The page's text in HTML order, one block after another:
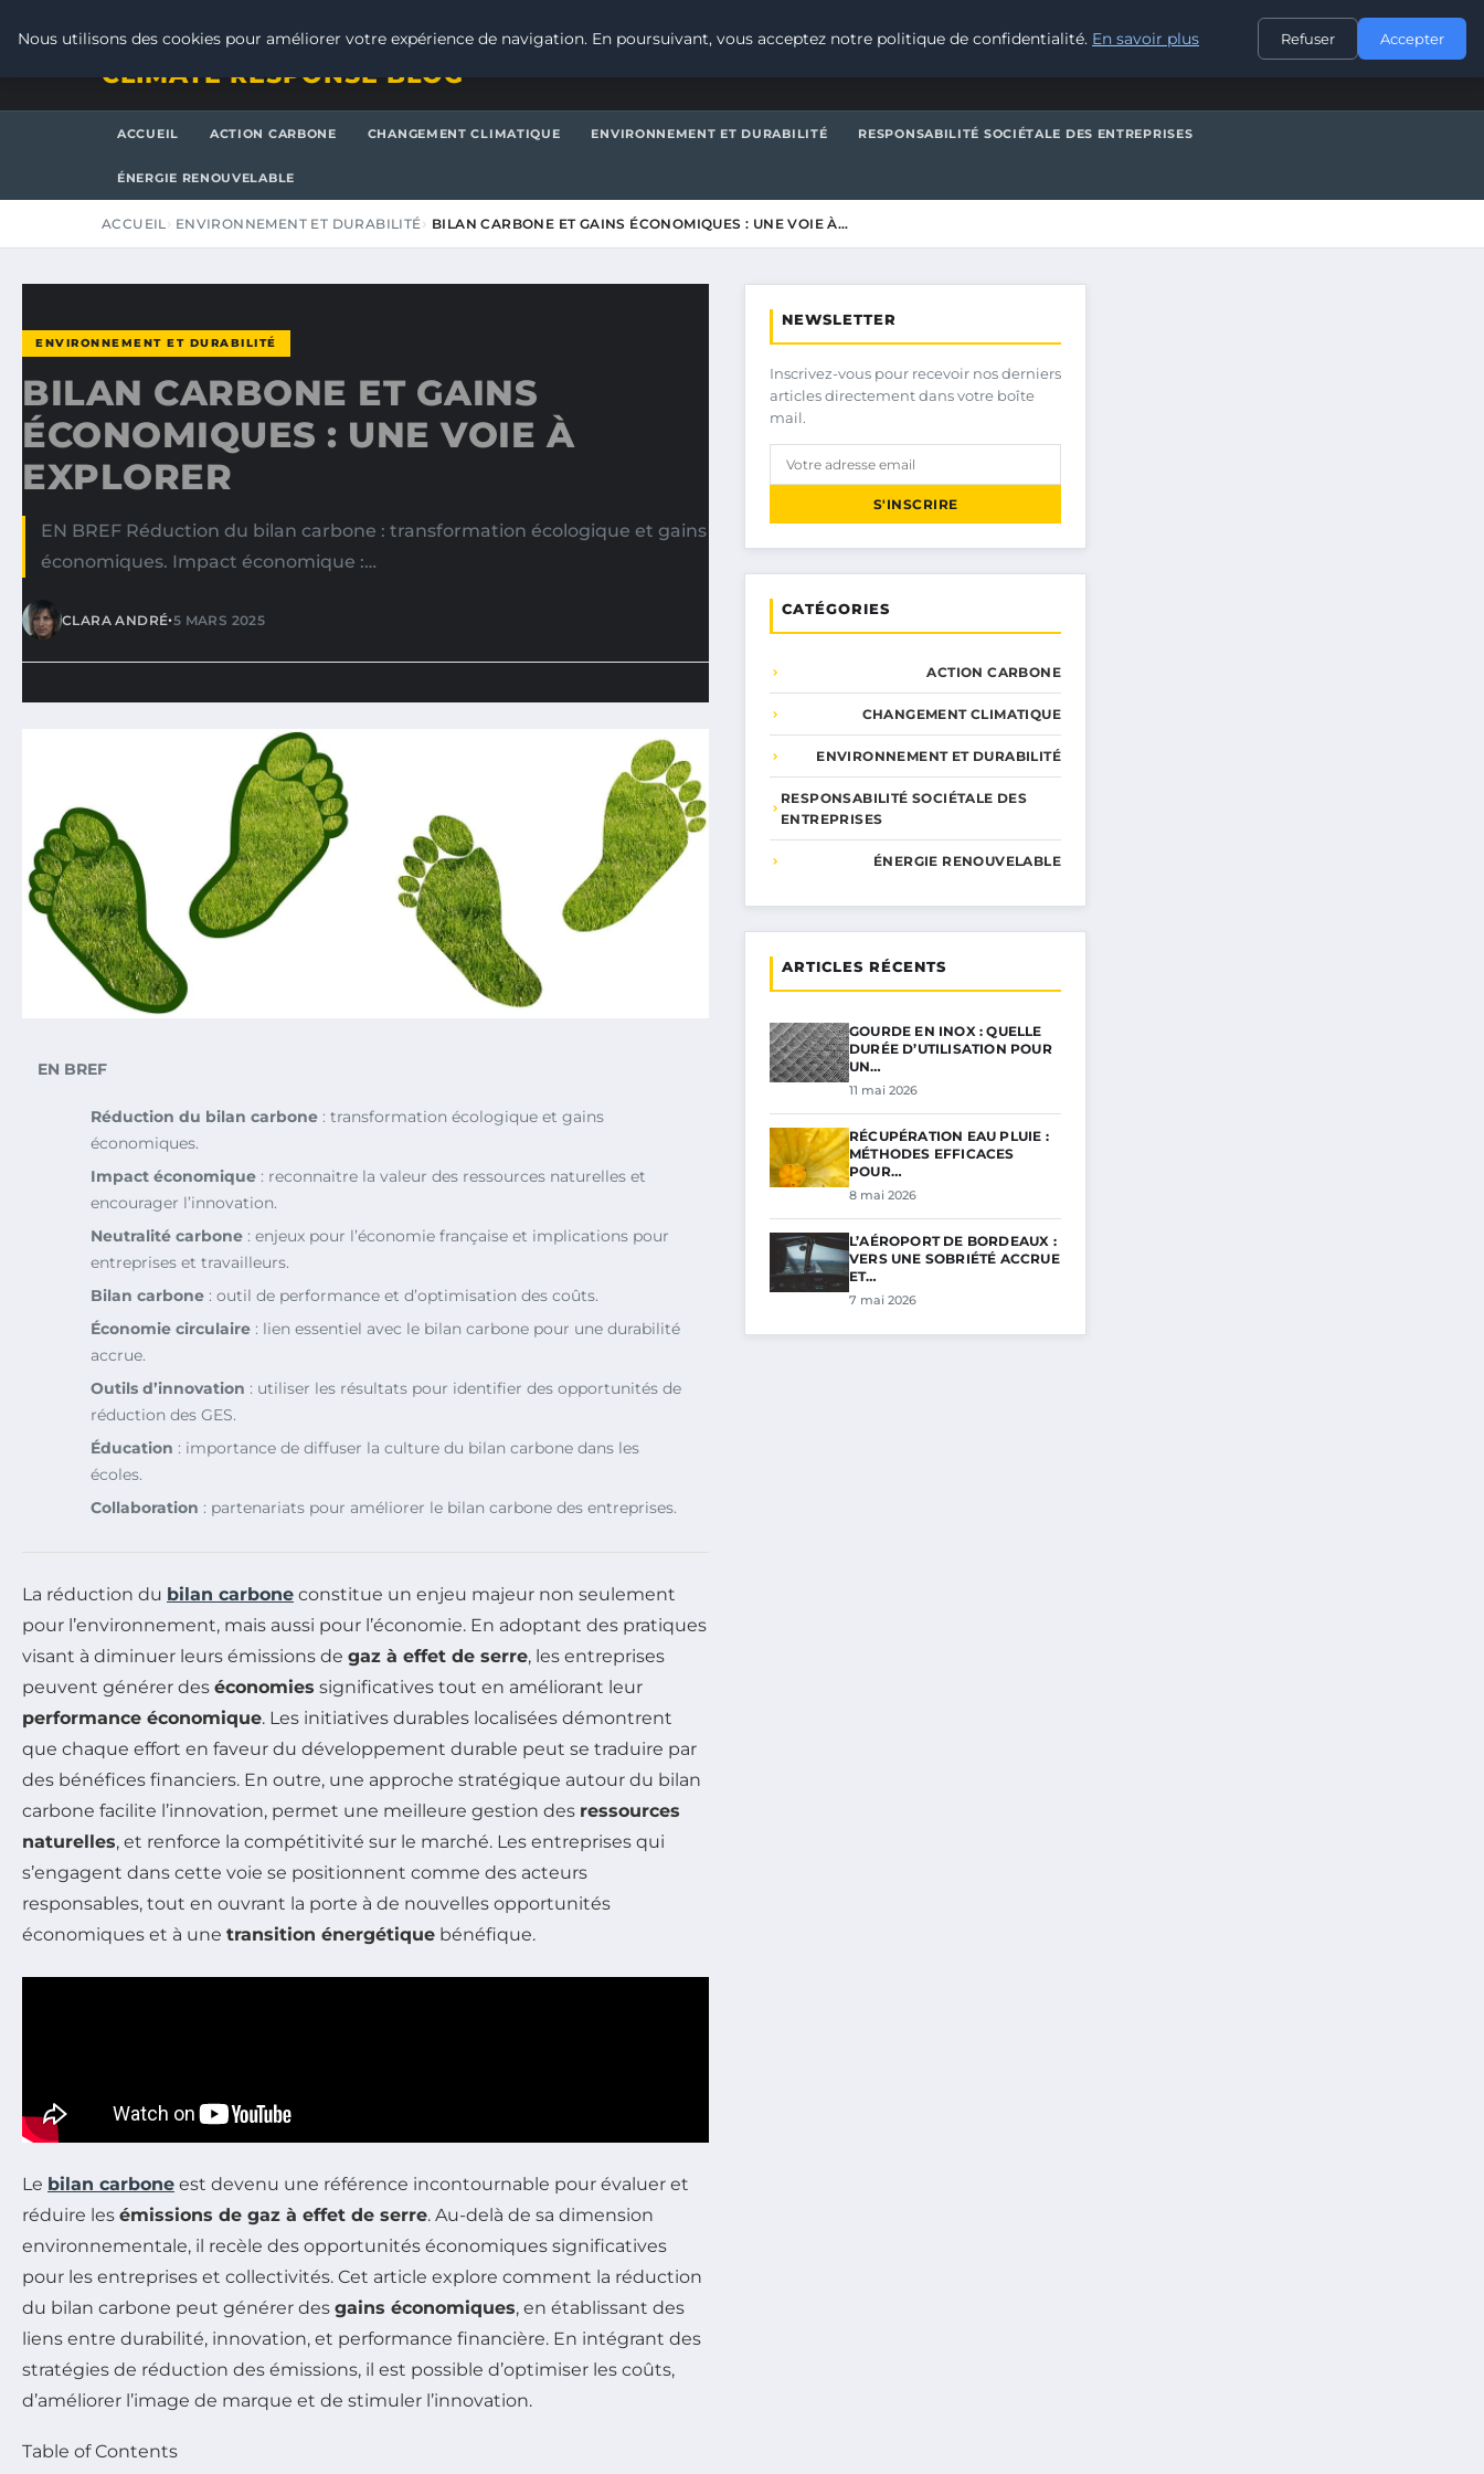
CONTACT
CLIMATE RESPONSE BLOG
ACCUEIL ACTION CARBONE CHANGEMENT CLIMATIQUE ENVIRONNEMENT ET DURABILITÉ RESPONSABILITÉ SOCIÉTALE DES ENTREPRISES
ÉNERGIE RENOUVELABLE
ACCUEIL ENVIRONNEMENT ET DURABILITÉ BILAN CARBONE ET GAINS ÉCONOMIQUES : UNE VOIE À…
ENVIRONNEMENT ET DURABILITÉ
BILAN CARBONE ET GAINS
ÉCONOMIQUES : UNE VOIE À
EXPLORER
EN BREF Réduction du bilan carbone : transformation écologique et gains
économiques. Impact économique :…
CLARA ANDRÉ•5 MARS 2025
EN BREF
Réduction du bilan carbone : transformation écologique et gains
économiques.
Impact économique : reconnaitre la valeur des ressources naturelles et
encourager l’innovation.
Neutralité carbone : enjeux pour l’économie française et implications pour
entreprises et travailleurs.
Bilan carbone : outil de performance et d’optimisation des coûts.
Économie circulaire : lien essentiel avec le bilan carbone pour une durabilité
accrue.
Outils d’innovation : utiliser les résultats pour identifier des opportunités de
réduction des GES.
Éducation : importance de diffuser la culture du bilan carbone dans les
écoles.
Collaboration : partenariats pour améliorer le bilan carbone des entreprises.
La réduction du bilan carbone constitue un enjeu majeur non seulement
pour l’environnement, mais aussi pour l’économie. En adoptant des pratiques
visant à diminuer leurs émissions de gaz à effet de serre, les entreprises
peuvent générer des économies significatives tout en améliorant leur
performance économique. Les initiatives durables localisées démontrent
que chaque effort en faveur du développement durable peut se traduire par
des bénéfices financiers. En outre, une approche stratégique autour du bilan
carbone facilite l’innovation, permet une meilleure gestion des ressources
naturelles, et renforce la compétitivité sur le marché. Les entreprises qui
s’engagent dans cette voie se positionnent comme des acteurs
responsables, tout en ouvrant la porte à de nouvelles opportunités
économiques et à une transition énergétique bénéfique.
Le bilan carbone est devenu une référence incontournable pour évaluer et
réduire les émissions de gaz à effet de serre. Au-delà de sa dimension
environnementale, il recèle des opportunités économiques significatives
pour les entreprises et collectivités. Cet article explore comment la réduction
du bilan carbone peut générer des gains économiques, en établissant des
liens entre durabilité, innovation, et performance financière. En intégrant des
stratégies de réduction des émissions, il est possible d’optimiser les coûts,
d’améliorer l’image de marque et de stimuler l’innovation.
Table of Contents
NEWSLETTER
Inscrivez-vous pour recevoir nos derniers
articles directement dans votre boîte
mail.
S'INSCRIRE
CATÉGORIES
ACTION CARBONE
CHANGEMENT CLIMATIQUE
ENVIRONNEMENT ET DURABILITÉ
RESPONSABILITÉ SOCIÉTALE DES
ENTREPRISES
ÉNERGIE RENOUVELABLE
ARTICLES RÉCENTS
GOURDE EN INOX : QUELLE
DURÉE D’UTILISATION POUR
UN…
11 mai 2026
RÉCUPÉRATION EAU PLUIE :
MÉTHODES EFFICACES
POUR…
8 mai 2026
L’AÉROPORT DE BORDEAUX :
VERS UNE SOBRIÉTÉ ACCRUE
ET…
7 mai 2026
Nous utilisons des cookies pour améliorer votre expérience de navigation. En poursuivant, vous acceptez notre politique de confidentialité. En savoir plus Refuser Accepter